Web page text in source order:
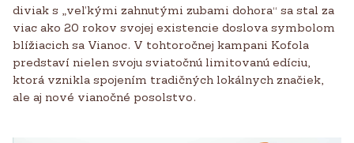
CZ SK EN
diviak s „veľkými zahnutými zubami dohora“ sa stal za
viac ako 20 rokov svojej existencie doslova symbolom
blížiacich sa Vianoc. V tohtoročnej kampani Kofola
predstaví nielen svoju sviatočnú limitovanú edíciu,
ktorá vznikla spojením tradičných lokálnych značiek,
ale aj nové vianočné posolstvo.